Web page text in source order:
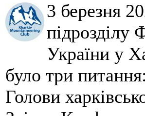
3 березня
підрозділу
України у
було три
Голови